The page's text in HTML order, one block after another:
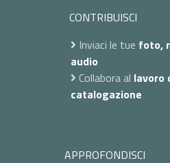
CONTRIBUISCI
Inviaci le tue foto,
audio
Collabora al lavoro
catalogazione
APPROFONDISCI